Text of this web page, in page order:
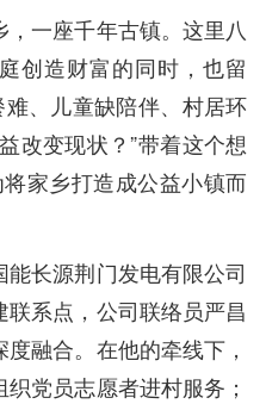
一座千年古镇。这里八
创造财富的同时，也留
、儿童缺陪伴、村居环
改变现状？”带着这个想
家乡打造成公益小镇而
长源荆门发电有限公司
系点，公司联络员严昌
融合。在他的牵线下，
党员志愿者进村服务；